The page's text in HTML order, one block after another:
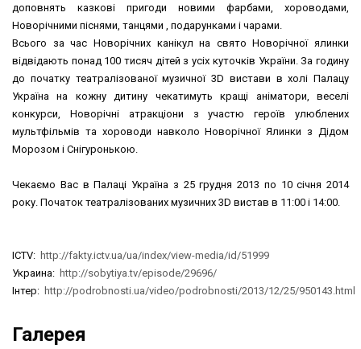
доповнять казкові пригоди новими фарбами, хороводами,
Новорічними піснями, танцями , подарунками і чарами.
Всього за час Новорічних канікул на свято Новорічної ялинки
відвідають понад 100 тисяч дітей з усіх куточків України. За годину
до початку театралізованої музичної 3D вистави в холі Палацу
Україна на кожну дитину чекатимуть кращі аніматори, веселі
конкурси, Новорічні атракціони з участю героїв улюблених
мультфільмів та хороводи навколо Новорічної Ялинки з Дідом
Морозом і Снігуронькою.
Чекаємо Вас в Палаці Україна з 25 грудня 2013 по 10 січня 2014
року. Початок театралізованих музичних 3D вистав в 11:00 і 14:00.
ICTV: http://fakty.ictv.ua/ua/index/view-media/id/51999
Украина: http://sobytiya.tv/episode/29696/
Інтер: http://podrobnosti.ua/video/podrobnosti/2013/12/25/950143.html
Галерея